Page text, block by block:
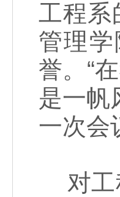
工程系
管理
誉。“
是一帆
一次会
对工